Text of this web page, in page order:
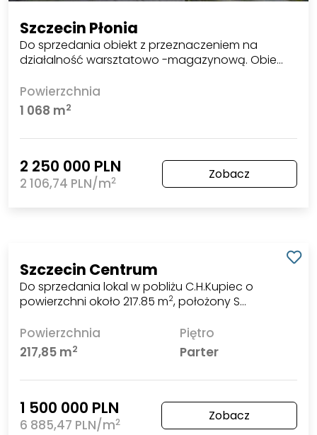
Szczecin Płonia
Do sprzedania obiekt z przeznaczeniem na
działalność warsztatowo -magazynową. Obie…
Powierzchnia
1 068 m2
2 250 000 PLN
2 106,74 PLN/m2 Zobacz
Szczecin Centrum
Do sprzedania lokal w pobliżu C.H.Kupiec o
powierzchni około 217.85 m2, położony S…
Powierzchnia
217,85 m2
Piętro
Parter
1 500 000 PLN
6 885,47 PLN/m2 Zobacz